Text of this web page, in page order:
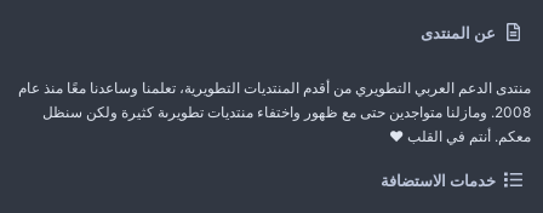
عن المنتدى
منتدى الدعم العربي التطويري من أقدم المنتديات التطويرية، تعلمنا وساعدنا معًا منذ عام
2008. ومازلنا متواجدين حتى مع ظهور واختفاء منتديات تطويرىة كثيرة ولكن سنظل
معكم. أنتم في القلب ❤️
خدمات الاستضافة